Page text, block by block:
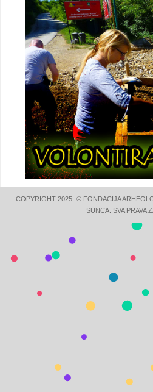
COPYRIGHT 2025- © FONDACIJA
SUNCA. SVA PRAVA